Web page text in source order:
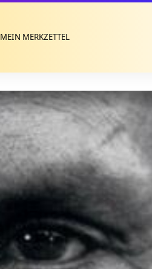
MEIN MERKZETTEL